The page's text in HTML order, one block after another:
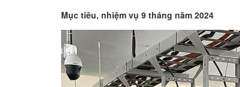
Mục tiêu, nhiệm vụ 9 tháng năm 2024